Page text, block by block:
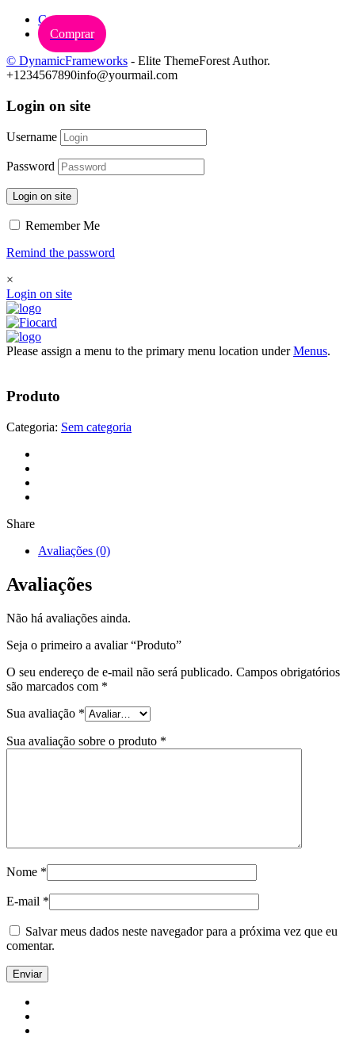
Carrinho
Comprar
© DynamicFrameworks - Elite ThemeForest Author.
+1234567890info@yourmail.com
Login on site
Username
Password
Login on site
Remember Me
Remind the password
×
Login on site
Please assign a menu to the primary menu location underMenus.
Produto
Categoria: Sem categoria
Share
Avaliações (0)
Avaliações
Não há avaliações ainda.
Seja o primeiro a avaliar “Produto”
O seu endereço de e-mail não será publicado. Campos obrigatórios
são marcados com *
Sua avaliação *
Sua avaliação sobre o produto *
Nome *
E-mail *
Salvar meus dados neste navegador para a próxima vez que eu
comentar.